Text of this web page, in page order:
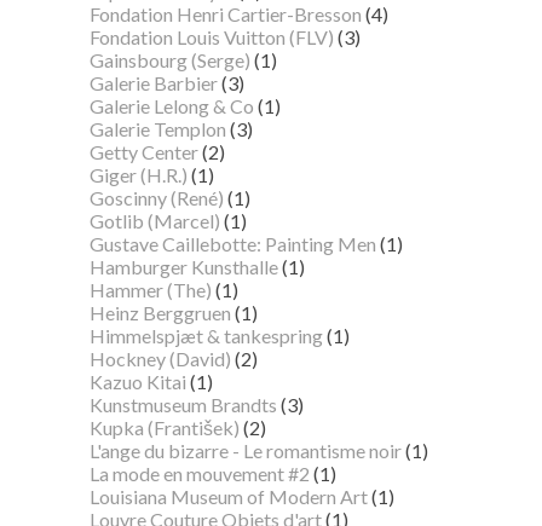
Fondation Henri Cartier-Bresson (4)
Fondation Louis Vuitton (FLV) (3)
Gainsbourg (Serge) (1)
Galerie Barbier(3)
Galerie Lelong & Co (1)
Galerie Templon (3)
Getty Center(2)
Giger (H.R.) (1)
Goscinny (René) (1)
Gotlib (Marcel) (1)
Gustave Caillebotte: Painting Men (1)
Hamburger Kunsthalle(1)
Hammer (The) (1)
Heinz Berggruen (1)
Himmelspjæt & tankespring(1)
Hockney (David) (2)
Kazuo Kitai (1)
Kunstmuseum Brandts (3)
Kupka (František) (2)
L'ange du bizarre - Le romantisme noir(1)
La mode en mouvement #2 (1)
Louisiana Museum of Modern Art(1)
Louvre Couture Objets d'art(1)